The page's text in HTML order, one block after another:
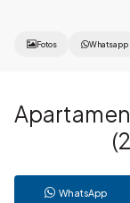
Fotos Whatsapp
WhatsApp